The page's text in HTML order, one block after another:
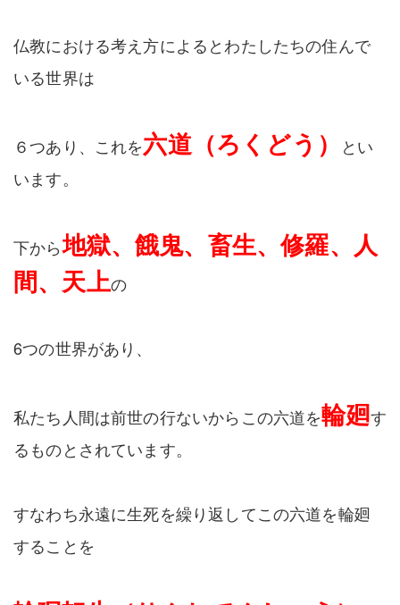
仏教における考え方によるとわたしたちの住んで
いる世界は
６つあり、これを六道（ろくどう）
とい
います。
下から地獄、餓鬼、畜生、修羅、人
間、天上の
6つの世界があり、
私たち人間は前世の行ないからこの六道を輪廻す
るものとされています。
すなわち永遠に生死を繰り返してこの六道を輪廻
することを